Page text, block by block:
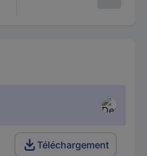
Téléchargement